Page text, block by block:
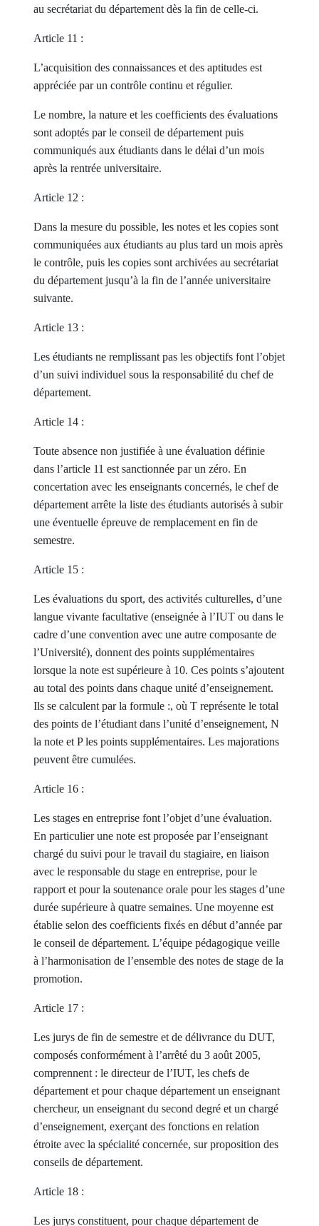
au secrétariat du département dès la fin de celle-ci.
Article 11 :
L’acquisition des connaissances et des aptitudes est
appréciée par un contrôle continu et régulier.
Le nombre, la nature et les coefficients des évaluations
sont adoptés par le conseil de département puis
communiqués aux étudiants dans le délai d’un mois
après la rentrée universitaire.
Article 12 :
Dans la mesure du possible, les notes et les copies sont
communiquées aux étudiants au plus tard un mois après
le contrôle, puis les copies sont archivées au secrétariat
du département jusqu’à la fin de l’année universitaire
suivante.
Article 13 :
Les étudiants ne remplissant pas les objectifs font l’objet
d’un suivi individuel sous la responsabilité du chef de
département.
Article 14 :
Toute absence non justifiée à une évaluation définie
dans l’article 11 est sanctionnée par un zéro. En
concertation avec les enseignants concernés, le chef de
département arrête la liste des étudiants autorisés à subir
une éventuelle épreuve de remplacement en fin de
semestre.
Article 15 :
Les évaluations du sport, des activités culturelles, d’une
langue vivante facultative (enseignée à l’IUT ou dans le
cadre d’une convention avec une autre composante de
l’Université), donnent des points supplémentaires
lorsque la note est supérieure à 10. Ces points s’ajoutent
au total des points dans chaque unité d’enseignement.
Ils se calculent par la formule :, où T représente le total
des points de l’étudiant dans l’unité d’enseignement, N
la note et P les points supplémentaires. Les majorations
peuvent être cumulées.
Article 16 :
Les stages en entreprise font l’objet d’une évaluation.
En particulier une note est proposée par l’enseignant
chargé du suivi pour le travail du stagiaire, en liaison
avec le responsable du stage en entreprise, pour le
rapport et pour la soutenance orale pour les stages d’une
durée supérieure à quatre semaines. Une moyenne est
établie selon des coefficients fixés en début d’année par
le conseil de département. L’équipe pédagogique veille
à l’harmonisation de l’ensemble des notes de stage de la
promotion.
Article 17 :
Les jurys de fin de semestre et de délivrance du DUT,
composés conformément à l’arrêté du 3 août 2005,
comprennent : le directeur de l’IUT, les chefs de
département et pour chaque département un enseignant
chercheur, un enseignant du second degré et un chargé
d’enseignement, exerçant des fonctions en relation
étroite avec la spécialité concernée, sur proposition des
conseils de département.
Article 18 :
Les jurys constituent, pour chaque département de